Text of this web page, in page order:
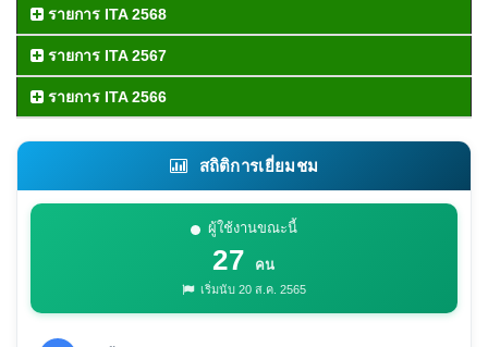
รายการ ITA 2568
รายการ ITA 2567
รายการ ITA 2566
สถิติการเยี่ยมชม
ผู้ใช้งานขณะนี้
27 คน
เริ่มนับ 20 ส.ค. 2565